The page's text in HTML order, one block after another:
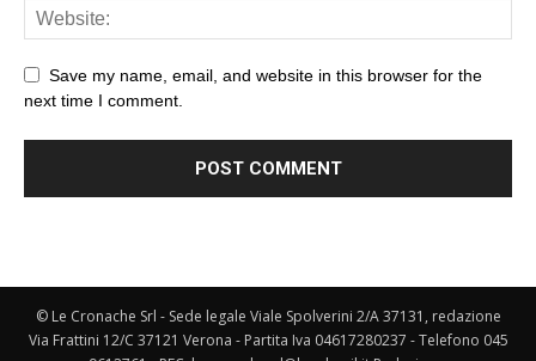
Save my name, email, and website in this browser for the
next time I comment.
© Le Cronache Srl - Sede legale Viale Spolverini 2/A 37131, redazione
Via Frattini 12/C 37121 Verona - Partita Iva 04617280237 - Telefono 045